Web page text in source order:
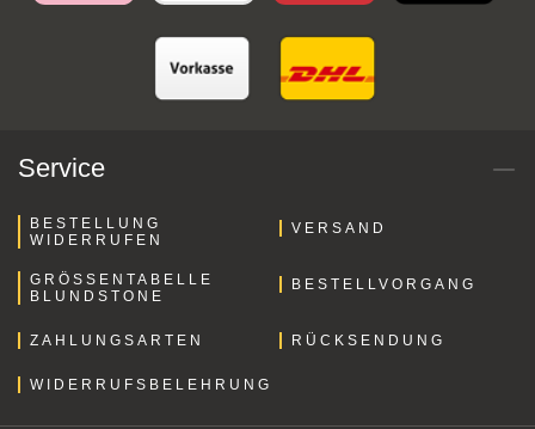
Service
BESTELLUNG
WIDERRUFEN
VERSAND
GRÖSSENTABELLE B
LUNDSTONE
BESTELLVORGANG
ZAHLUNGSARTEN RÜCKSENDUNG
WIDERRUFSBELEHRUNG